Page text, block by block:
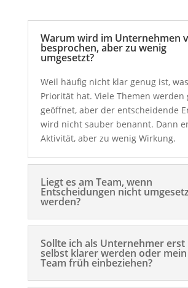
Warum wird im Unternehmen
besprochen, aber zu wenig
umgesetzt?
Weil häufig nicht klar genug ist,
Priorität hat. Viele Themen werden
geöffnet, aber der entscheidende
wird nicht sauber benannt. Dann
Aktivität, aber zu wenig Wirkung.
Liegt es am Team, wenn
Entscheidungen nicht
werden?
Sollte ich als Unternehmer erst
selbst klarer werden oder mein
Team früh einbeziehen?